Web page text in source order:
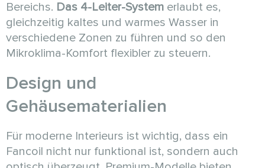
Bereichs. Das 4-Leiter-System erlaubt es,
gleichzeitig kaltes und warmes Wasser in
verschiedene Zonen zu führen und so den
Mikroklima-Komfort flexibler zu steuern.
Design und
Gehäusematerialien
Für moderne Interieurs ist wichtig, dass ein
Fancoil nicht nur funktional ist, sondern auch